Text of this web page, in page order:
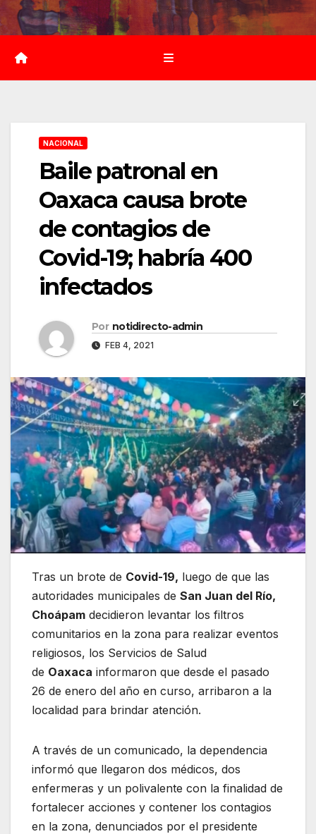
Saltar
al
contenido
NACIONAL
Baile patronal en
Oaxaca causa brote
de contagios de
Covid-19; habría 400
infectados
Por notidirecto-admin
FEB 4, 2021
Tras un brote de Covid-19, luego de que las
autoridades municipales de San Juan del Río,
Choápam decidieron levantar los filtros
comunitarios en la zona para realizar eventos
religiosos, los Servicios de Salud
de Oaxaca informaron que desde el pasado
26 de enero del año en curso, arribaron a la
localidad para brindar atención.
A través de un comunicado, la dependencia
informó que llegaron dos médicos, dos
enfermeras y un polivalente con la finalidad de
fortalecer acciones y contener los contagios
en la zona, denunciados por el presidente